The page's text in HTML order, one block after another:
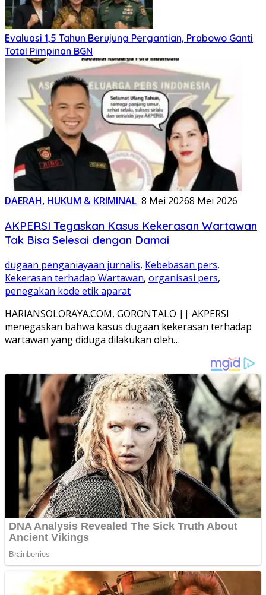
Evaluasi 1,5 Tahun Berujung Pergantian, Prabowo Ganti
Total Pimpinan BGN
DAERAH, HUKUM & KRIMINAL 8 Mei 20268 Mei 2026
AKPERSI Tegaskan Kasus Kekerasan Wartawan
Tak Bisa Selesai dengan Damai
dugaan penganiayaan jurnalis, Kebebasan pers,
Kekerasan terhadap Wartawan, organisasi pers,
penegakan kode etik aparat
HARIANSOLORAYA.COM, GORONTALO || AKPERSI
menegaskan bahwa kasus dugaan kekerasan terhadap
wartawan yang diduga dilakukan oleh…